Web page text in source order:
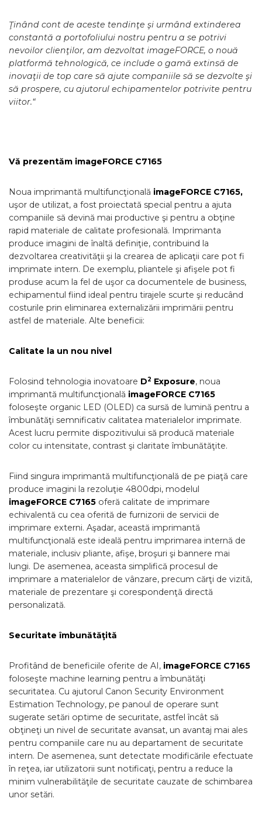
Ţinând cont de aceste tendinţe şi urmând extinderea
constantă a portofoliului nostru pentru a se potrivi
nevoilor clienţilor, am dezvoltat imageFORCE, o nouă
platformă tehnologică, ce include o gamă extinsă de
inovaţii de top care să ajute companiile să se dezvolte şi
să prospere, cu ajutorul echipamentelor potrivite pentru
viitor.“
Vă prezentăm imageFORCE C7165
Noua imprimantă multifuncţională imageFORCE C7165,
uşor de utilizat, a fost proiectată special pentru a ajuta
companiile să devină mai productive şi pentru a obţine
rapid materiale de calitate profesională. Imprimanta
produce imagini de înaltă definiţie, contribuind la
dezvoltarea creativităţii şi la crearea de aplicaţii care pot fi
imprimate intern. De exemplu, pliantele şi afişele pot fi
produse acum la fel de uşor ca documentele de business,
echipamentul fiind ideal pentru tirajele scurte şi reducând
costurile prin eliminarea externalizării imprimării pentru
astfel de materiale. Alte beneficii:
Calitate la un nou nivel
Folosind tehnologia inovatoare D2 Exposure, noua
imprimantă multifuncţională imageFORCE C7165
foloseşte organic LED (OLED) ca sursă de lumină pentru a
îmbunătăţi semnificativ calitatea materialelor imprimate.
Acest lucru permite dispozitivului să producă materiale
color cu intensitate, contrast şi claritate îmbunătăţite.
Fiind singura imprimantă multifuncţională de pe piaţă care
produce imagini la rezoluţie 4800dpi, modelul
imageFORCE C7165 oferă calitate de imprimare
echivalentă cu cea oferită de furnizorii de servicii de
imprimare externi. Aşadar, această imprimantă
multifuncţională este ideală pentru imprimarea internă de
materiale, inclusiv pliante, afişe, broşuri şi bannere mai
lungi. De asemenea, aceasta simplifică procesul de
imprimare a materialelor de vânzare, precum cărţi de vizită,
materiale de prezentare şi corespondenţă directă
personalizată.
Securitate îmbunătăţită
Profitând de beneficiile oferite de AI, imageFORCE C7165
foloseşte machine learning pentru a îmbunătăţi
securitatea. Cu ajutorul Canon Security Environment
Estimation Technology, pe panoul de operare sunt
sugerate setări optime de securitate, astfel încât să
obţineţi un nivel de securitate avansat, un avantaj mai ales
pentru companiile care nu au departament de securitate
intern. De asemenea, sunt detectate modificările efectuate
în reţea, iar utilizatorii sunt notificaţi, pentru a reduce la
minim vulnerabilităţile de securitate cauzate de schimbarea
unor setări.